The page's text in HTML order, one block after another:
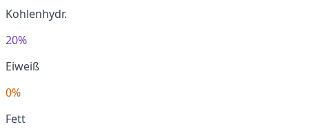
Kohlenhydr.
20%
Eiweiß
0%
Fett